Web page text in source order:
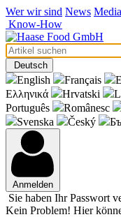
Wer wir sind News Media
Know-How
Deutsch
English Français
Eλληνικά
Hrvatski
Português
Românesc
Svenska
Český
Anmelden
Sie haben Ihr Passwort
Kein Problem! Hier